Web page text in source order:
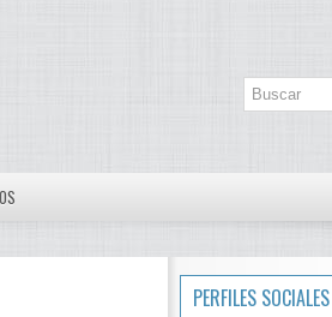
PERFILES SOCIALES